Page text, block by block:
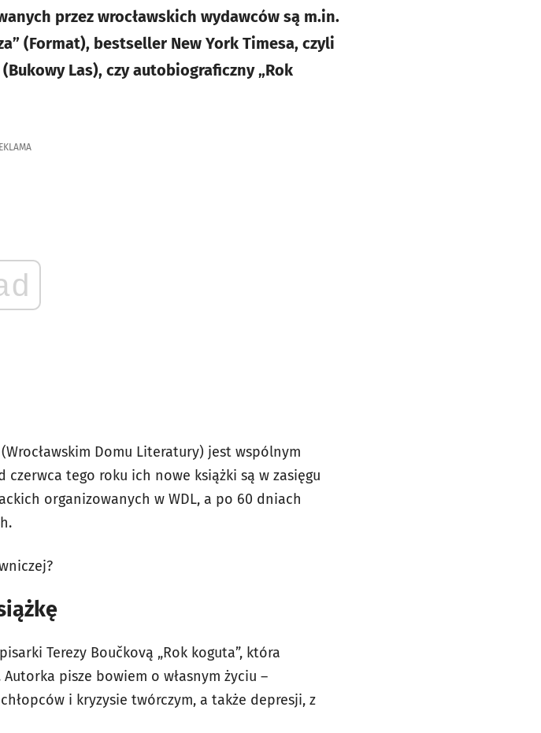
przez wrocławskich wydawców są m.in.
(Format), bestseller New York Timesa, czyli
Las), czy autobiograficzny „Rok
Domu Literatury) jest wspólnym
czerwca tego roku ich nowe książki są w zasięgu
organizowanych w WDL, a po 60 dniach
Terezy Boučkovą „Rok koguta”, która
pisze bowiem o własnym życiu –
i kryzysie twórczym, a także depresji, z